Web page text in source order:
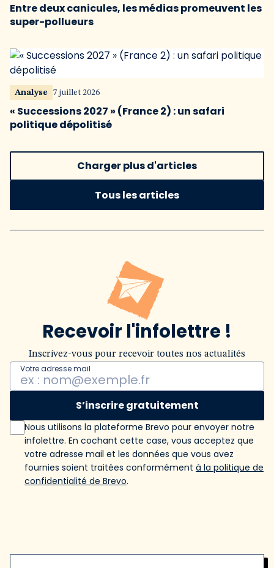
Entre deux canicules, les médias promeuvent les
super-pollueurs
Analyse 7 juillet 2026
« Successions 2027 » (France 2) : un safari
politique dépolitisé
Charger plus d'articles
Tous les articles
Recevoir l'infolettre !
Inscrivez-vous pour recevoir toutes nos actualités
Votre adresse mail
S’inscrire gratuitement
Nous utilisons la plateforme Brevo pour envoyer notre
infolettre. En cochant cette case, vous acceptez que
votre adresse mail et les données que vous avez
fournies soient traitées conformément à la politique de
confidentialité de Brevo.